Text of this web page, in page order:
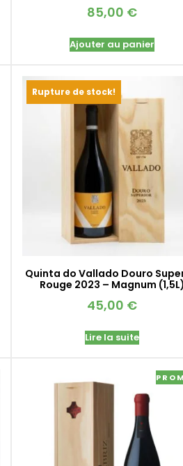
85,00 €
Ajouter au panier
Rupture de stock!
Quinta do Vallado Douro
Rouge 2023 – Magnum (1,5L)
45,00 €
Lire la suite